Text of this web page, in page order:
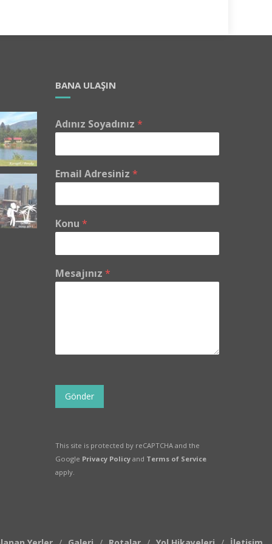
BANA ULAŞIN
Adınız Soyadınız *
Email Adresiniz *
Konu *
Mesajınız *
Gönder
This site is protected by reCAPTCHA and the
Google Privacy Policy and Terms of Service
apply.